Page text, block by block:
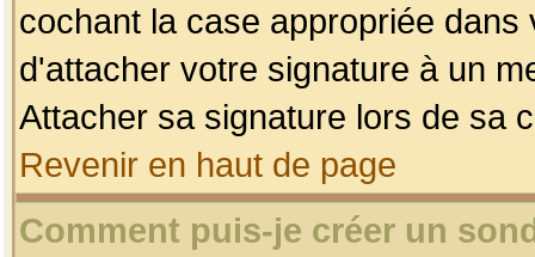
cochant la case appropriée
d'attacher votre signature à un
Attacher sa signature lors de sa
Revenir en haut de page
Comment puis-je créer un